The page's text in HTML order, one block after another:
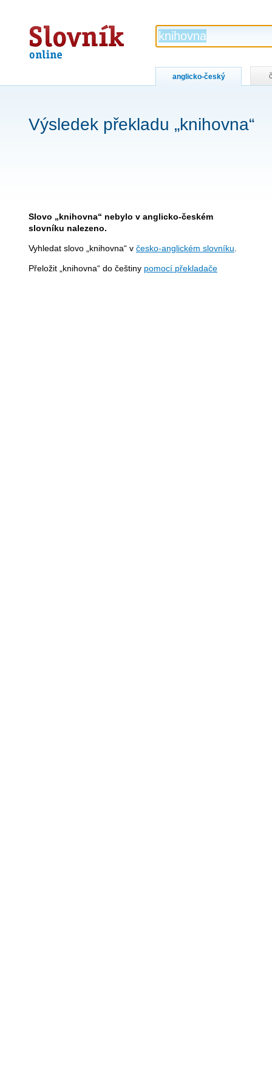
Slovník
online
anglicko-český
Výsledek překladu „knihovna“
Slovo „knihovna“ nebylo v anglicko-českém
slovníku nalezeno.
Vyhledat slovo „knihovna“ v česko-anglickém slovníku
Přeložit „knihovna“ do češtiny pomocí překladače